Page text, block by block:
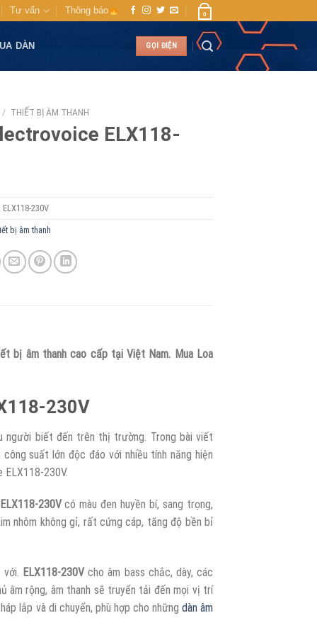
Tư vấn Thông báo 0
DÀN GỌI ĐIỆN
/ THIẾT BỊ ÂM THANH
ELX118-
ELX118-230V
bị âm thanh
bị âm thanh cao cấp tại Việt Nam. Mua Loa
230V
biết đến trên thị trường. Trong bài viết
công suất lớn độc đáo với nhiều tính năng hiện
230V.
230Vcó màu đen huyền bí, sang trọng,
nhôm không gỉ, rất cứng cáp, tăng độ bền bỉ
ELX118-230Vcho âm bass chắc, dày, các
âm rộng, âm thanh sẽ truyển tải đến mọi vị trí
lắp và di chuyển, phù hợp cho những dàn âm